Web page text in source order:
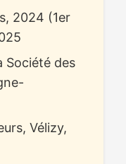
2024 (1er
Société des
Vélizy,